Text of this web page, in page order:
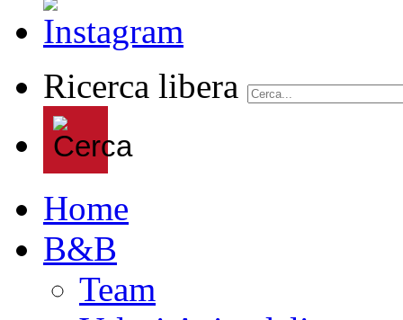
Ricerca libera
Home
B&B
Team